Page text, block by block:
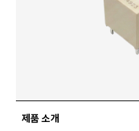
제품 소개